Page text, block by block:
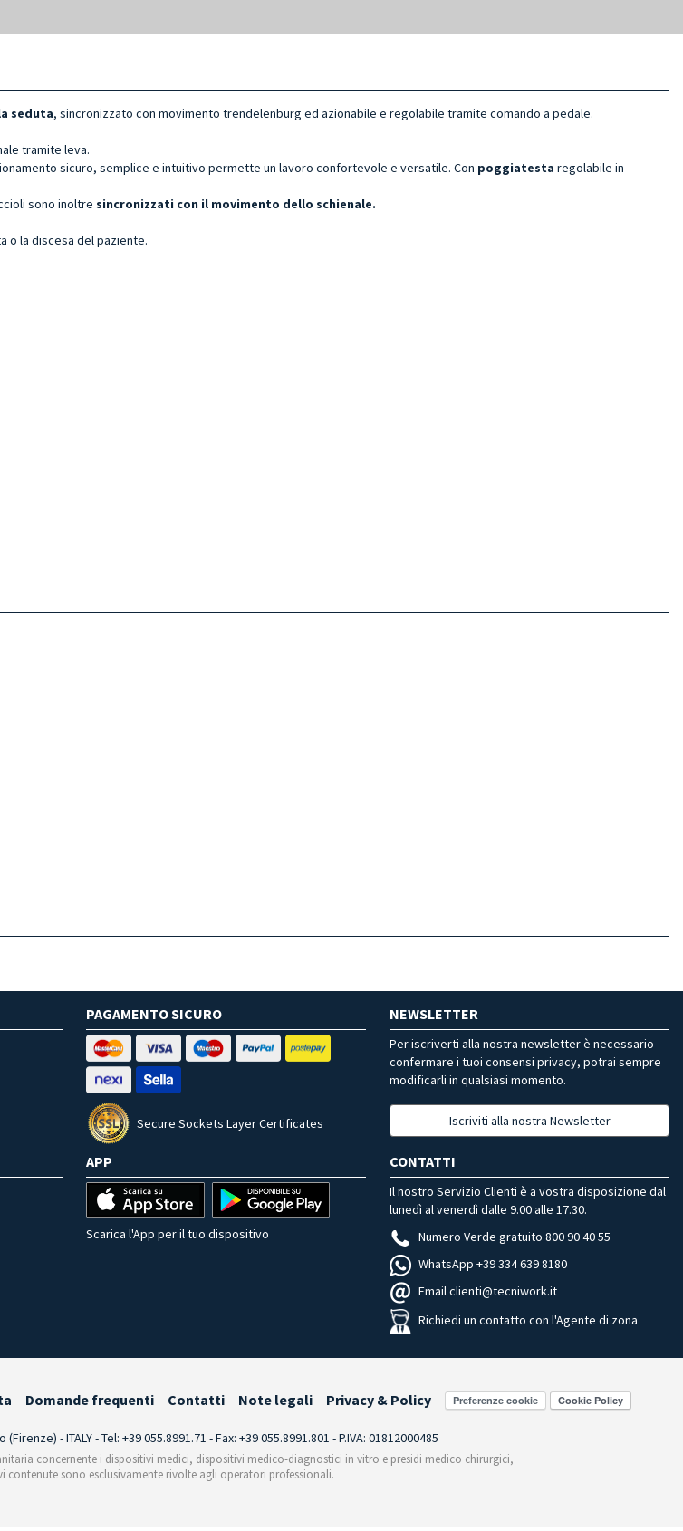
seduta, sincronizzato con movimento trendelenburg ed azionabile e regolabile tramite comando a pedale.
tramite leva.
sicuro, semplice e intuitivo permette un lavoro confortevole e versatile. Con poggiatesta regolabile in
sono inoltre sincronizzati con il movimento dello schienale.
o la discesa del paziente.
PAGAMENTO SICURO
Secure Sockets Layer Certificates
NEWSLETTER
Per iscriverti alla nostra newsletter è necessario
confermare i tuoi consensi privacy, potrai sempre
modificarli in qualsiasi momento.
Iscriviti alla nostra Newsletter
APP
Scarica l'App per il tuo dispositivo
CONTATTI
Il nostro Servizio Clienti è a vostra disposizione dal
lunedì al venerdì dalle 9.00 alle 17.30.
Numero Verde gratuito 800 90 40 55
WhatsApp +39 334 639 8180
Email clienti@tecniwork.it
Richiedi un contatto con l'Agente di zona
Domande frequenti Contatti Note legali Privacy & Policy Preferenze cookie
- ITALY - Tel: +39 055.8991.71 - Fax: +39 055.8991.801 - P.IVA: 01812000485
concernente i dispositivi medici, dispositivi medico-diagnostici in vitro e presidi medico chirurgici,
contenute sono esclusivamente rivolte agli operatori professionali.